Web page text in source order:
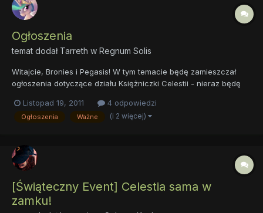
Ogłoszenia
temat dodał Tarreth w Regnum Solis
Witajcie, Bronies i Pegasis! W tym temacie będę zamieszczał
ogłoszenia dotyczące działu Księżniczki Celestii - nieraz będę
Zacznę od.... Przeprosin. Przepraszam, że tak długo nie ma
wpisu w pamiętniku. Szukam weny i dobrego tematu,...
Listopad 19, 2011 4 odpowiedzi
Ogłoszenia Ważne (i 2 więcej)
[Świąteczny Event] Celestia sama w
zamku!